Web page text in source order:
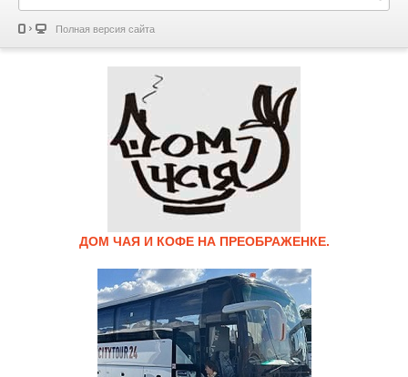
Полная версия сайта
ДОМ ЧАЯ И КОФЕ НА ПРЕОБРАЖЕНКЕ.